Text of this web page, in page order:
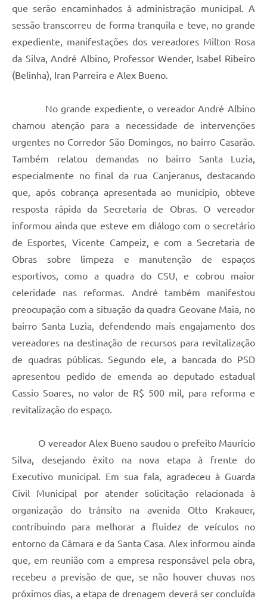
que serão encaminhados à administração municipal. A
sessão transcorreu de forma tranquila e teve, no grande
expediente, manifestações dos vereadores Milton Rosa
da Silva, André Albino, Professor Wender, Isabel Ribeiro
(Belinha), Iran Parreira e Alex Bueno.
No grande expediente, o vereador André Albino
chamou atenção para a necessidade de intervenções
urgentes no Corredor São Domingos, no bairro Casarão.
Também relatou demandas no bairro Santa Luzia,
especialmente no final da rua Canjeranus, destacando
que, após cobrança apresentada ao município, obteve
resposta rápida da Secretaria de Obras. O vereador
informou ainda que esteve em diálogo com o secretário
de Esportes, Vicente Campeiz, e com a Secretaria de
Obras sobre limpeza e manutenção de espaços
esportivos, como a quadra do CSU, e cobrou maior
celeridade nas reformas. André também manifestou
preocupação com a situação da quadra Geovane Maia, no
bairro Santa Luzia, defendendo mais engajamento dos
vereadores na destinação de recursos para revitalização
de quadras públicas. Segundo ele, a bancada do PSD
apresentou pedido de emenda ao deputado estadual
Cassio Soares, no valor de R$ 500 mil, para reforma e
revitalização do espaço.
O vereador Alex Bueno saudou o prefeito Maurício
Silva, desejando êxito na nova etapa à frente do
Executivo municipal. Em sua fala, agradeceu à Guarda
Civil Municipal por atender solicitação relacionada à
organização do trânsito na avenida Otto Krakauer,
contribuindo para melhorar a fluidez de veículos no
entorno da Câmara e da Santa Casa. Alex informou ainda
que, em reunião com a empresa responsável pela obra,
recebeu a previsão de que, se não houver chuvas nos
próximos dias, a etapa de drenagem deverá ser concluída